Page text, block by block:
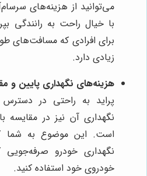
می‌توانید از هزینه‌های
با خیال راحت به رانندگی
برای افرادی که مسافت‌های
زیادی دارد.
هزینه‌های نگهداری پایین و
پراید به راحتی در
نگهداری آن نیز در مقایسه
است. این موضوع به شما
نگهداری خودرو
خودروی خود استفاده کنید.